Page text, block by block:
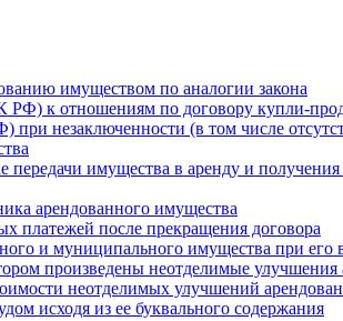
имуществом по аналогии закона
к отношениям по договору купли-
незаключенности (в том числе
имущества в аренду и
арендованного имущества
платежей после прекращения договора
и муниципального имущества при его
произведены неотделимые
неотделимых улучшений
исходя из ее буквального содержания